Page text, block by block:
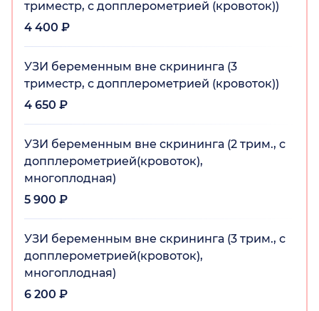
триместр, с допплерометрией (кровоток))
4 400 ₽
УЗИ беременным вне скрининга (3
триместр, с допплерометрией (кровоток))
4 650 ₽
УЗИ беременным вне скрининга (2 трим., с
допплерометрией(кровоток),
многоплодная)
5 900 ₽
УЗИ беременным вне скрининга (3 трим., с
допплерометрией(кровоток),
многоплодная)
6 200 ₽